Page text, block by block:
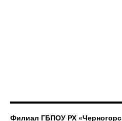
Филиал ГБПОУ РХ